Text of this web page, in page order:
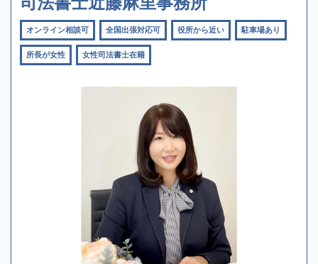
オンライン相談可 全国出張対応可 役所から近い 駐車場あり
所長が女性 女性司法書士在籍